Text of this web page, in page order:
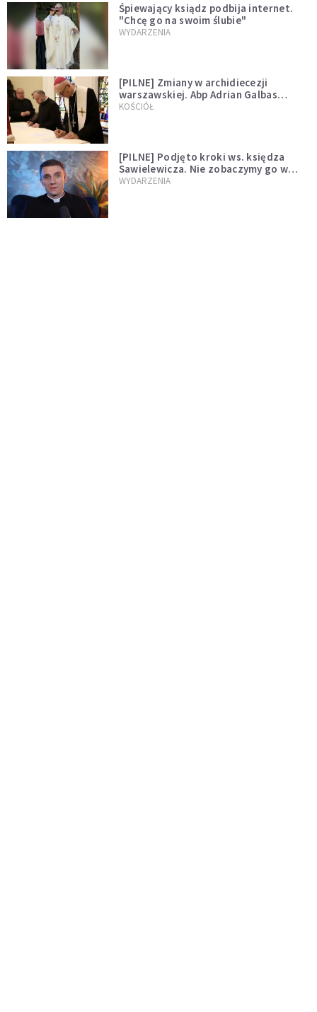
Śpiewający ksiądz podbija internet.
"Chcę go na swoim ślubie"
WYDARZENIA
[PILNE] Zmiany w archidiecezji
warszawskiej. Abp Adrian Galbas
wręczył dekrety nowym proboszczom
KOŚCIÓŁ
[PILNE] Podjęto kroki ws. księdza
Sawielewicza. Nie zobaczymy go w
mediach
WYDARZENIA